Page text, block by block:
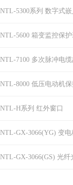
NTL-5300系列 数字式
型)
NTL-5600 箱变监控保
NTL-7100 多次脉冲电
NTL-8000 低压电动机
NTL-H系列 红外窗口
NTL-GX-3066(YG) 变
NTL-GX-3066(GS) 光